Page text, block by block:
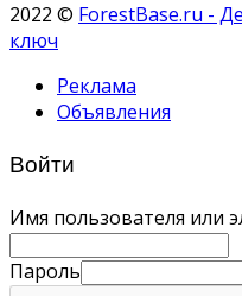
2022 © ForestBase.ru -
ключ
Реклама
Объявления
Войти
Имя пользователя или
Пароль